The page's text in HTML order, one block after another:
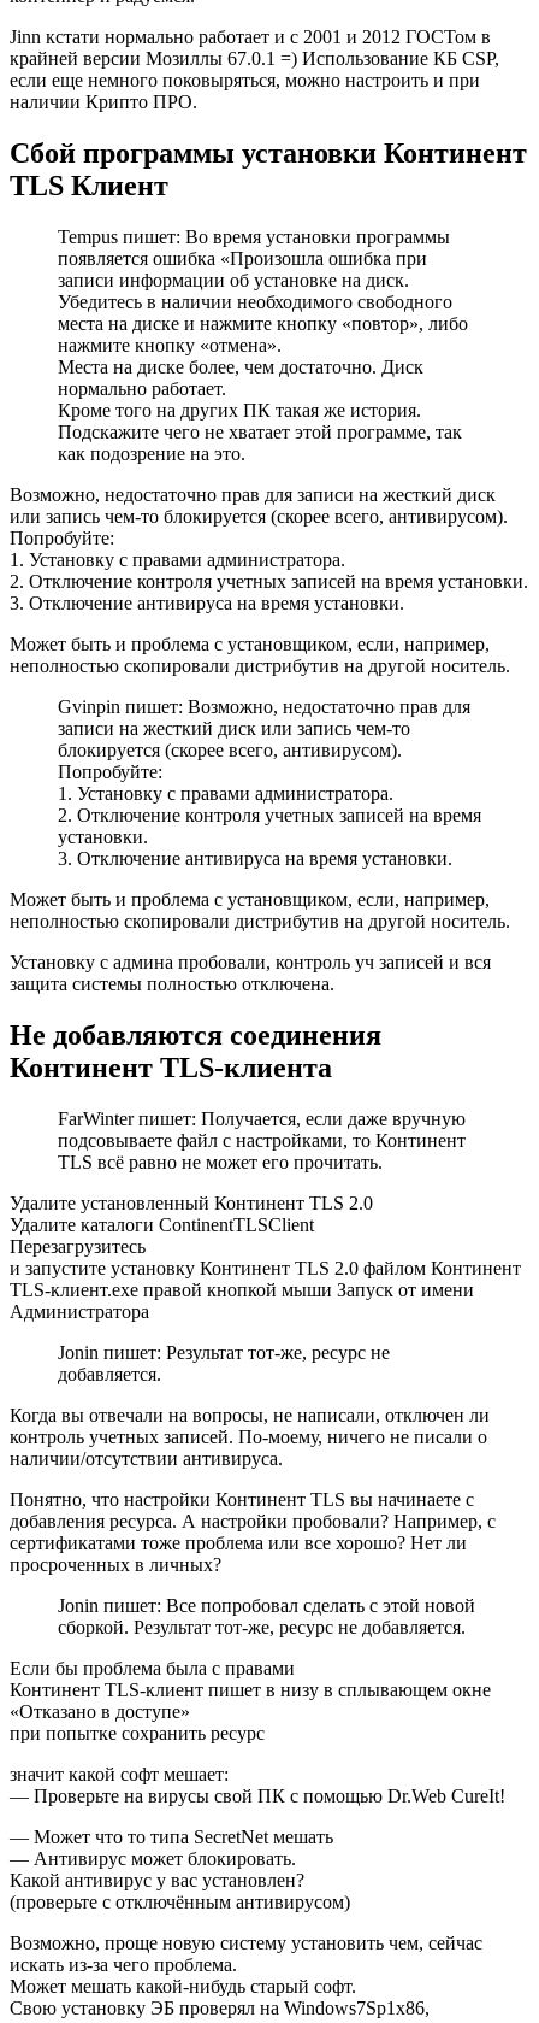
Jinn кстати нормально работает и с 2001 и 2012 ГОСТом в
крайней версии Мозиллы 67.0.1 =) Использование КБ CSP,
если еще немного поковыряться, можно настроить и при
наличии Крипто ПРО.
Сбой программы установки Континент
TLS Клиент
Tempus пишет: Во время установки программы
появляется ошибка «Произошла ошибка при
записи информации об установке на диск.
Убедитесь в наличии необходимого свободного
места на диске и нажмите кнопку «повтор», либо
нажмите кнопку «отмена».
Места на диске более, чем достаточно. Диск
нормально работает.
Кроме того на других ПК такая же история.
Подскажите чего не хватает этой программе, так
как подозрение на это.
Возможно, недостаточно прав для записи на жесткий диск
или запись чем-то блокируется (скорее всего, антивирусом).
Попробуйте:
1. Установку с правами администратора.
2. Отключение контроля учетных записей на время установки.
3. Отключение антивируса на время установки.
Может быть и проблема с установщиком, если, например,
неполностью скопировали дистрибутив на другой носитель.
Gvinpin пишет: Возможно, недостаточно прав для
записи на жесткий диск или запись чем-то
блокируется (скорее всего, антивирусом).
Попробуйте:
1. Установку с правами администратора.
2. Отключение контроля учетных записей на время
установки.
3. Отключение антивируса на время установки.
Может быть и проблема с установщиком, если, например,
неполностью скопировали дистрибутив на другой носитель.
Установку с админа пробовали, контроль уч записей и вся
защита системы полностью отключена.
Не добавляются соединения
Континент TLS-клиента
FarWinter пишет: Получается, если даже вручную
подсовываете файл с настройками, то Континент
TLS всё равно не может его прочитать.
Удалите установленный Континент TLS 2.0
Удалите каталоги ContinentTLSClient
Перезагрузитесь
и запустите установку Континент TLS 2.0 файлом Континент
TLS-клиент.exe правой кнопкой мыши Запуск от имени
Администратора
Jonin пишет: Результат тот-же, ресурс не
добавляется.
Когда вы отвечали на вопросы, не написали, отключен ли
контроль учетных записей. По-моему, ничего не писали о
наличии/отсутствии антивируса.
Понятно, что настройки Континент TLS вы начинаете с
добавления ресурса. А настройки пробовали? Например, с
сертификатами тоже проблема или все хорошо? Нет ли
просроченных в личных?
Jonin пишет: Все попробовал сделать с этой новой
сборкой. Результат тот-же, ресурс не добавляется.
Если бы проблема была с правами
Континент TLS-клиент пишет в низу в сплывающем окне
«Отказано в доступе»
при попытке сохранить ресурс
значит какой софт мешает:
— Проверьте на вирусы свой ПК с помощью Dr.Web CureIt!
— Может что то типа SecretNet мешать
— Антивирус может блокировать.
Какой антивирус у вас установлен?
(проверьте с отключённым антивирусом)
Возможно, проще новую систему установить чем, сейчас
искать из-за чего проблема.
Может мешать какой-нибудь старый софт.
Свою установку ЭБ проверял на Windows7Sp1x86,